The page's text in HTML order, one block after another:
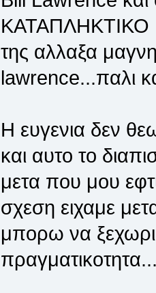
ΚΑΤΑΠΛΗΚΤΙΚΟ
της αλλαξα
lawrence...παλι
Η ευγενια δεν
και αυτο το
μετα που μου
σχεση ειχαμε
μπορω να